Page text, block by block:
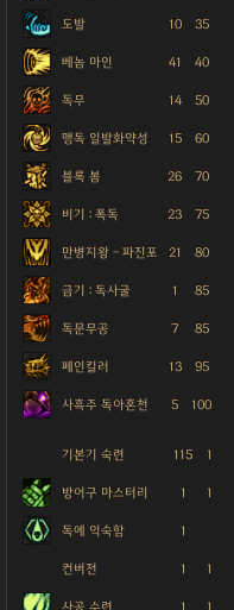
도발 10 35
베놈 마인 41 40
독무 14 50
맹독 일발화약성 15 60
블록 봄 26 70
비기 : 폭독 23 75
만병지왕 - 파진포 21 80
금기 : 독사굴 1 85
독문무공 7 85
페인킬러 13 95
사흑주 독아혼천 5 100
기본기 숙련 115 1
방어구 마스터리 1 1
독에 익숙함 1
컨버전 1 1
사공 수련 1 1